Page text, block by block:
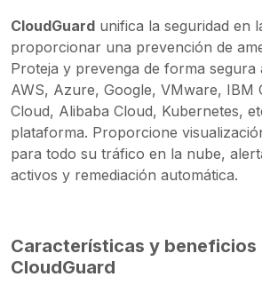
CloudGuard unifica la seguridad en
proporcionar una prevención de
Proteja y prevenga de forma segura
AWS, Azure, Google, VMware, IBM
Cloud, Alibaba Cloud, Kubernetes,
plataforma. Proporcione
para todo su tráfico en la nube,
activos y remediación automática.
Características y beneficios
CloudGuard